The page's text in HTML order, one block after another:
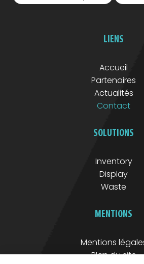
LIENS
Accueil
Partenaires
Actualités
Contact
SOLUTIONS
Inventory
Display
Waste
MENTIONS
Mentions
Plan du site